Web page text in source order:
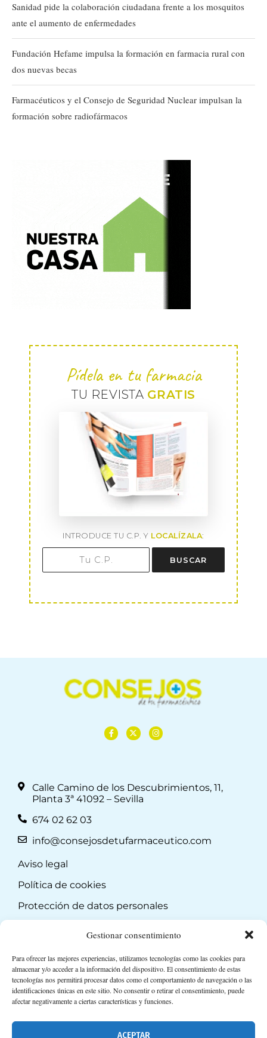
Gestionar consentimiento
Para ofrecer las mejores experiencias, utilizamos tecnologías como las cookies para
almacenar y/o acceder a la información del dispositivo. El consentimiento de estas
tecnologías nos permitirá procesar datos como el comportamiento de navegación o las
identificaciones únicas en este sitio. No consentir o retirar el consentimiento, puede
afectar negativamente a ciertas características y funciones.
ACEPTAR
Sanidad pide la colaboración ciudadana frente a los mosquitos
ante el aumento de enfermedades
Fundación Hefame impulsa la formación en farmacia rural con
dos nuevas becas
Farmacéuticos y el Consejo de Seguridad Nuclear impulsan la
formación sobre radiofármacos
Pídela en tu farmacia
TU REVISTA GRATIS
INTRODUCE TU C.P. Y LOCALÍZALA:
BUSCAR
Calle Camino de los Descubrimientos, 11,
Planta 3ª 41092 – Sevilla
674 02 62 03
info@consejosdetufarmaceutico.com
Aviso legal
Política de cookies
Protección de datos personales